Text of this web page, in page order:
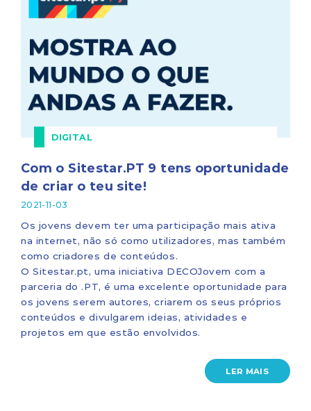
DIGITAL
Com o Sitestar.PT 9 tens oportunidade
de criar o teu site!
2021-11-03
Os jovens devem ter uma participação mais ativa
na internet, não só como utilizadores, mas também
como criadores de conteúdos.
O Sitestar.pt, uma iniciativa DECOJovem com a
parceria do .PT, é uma excelente oportunidade para
os jovens serem autores, criarem os seus próprios
conteúdos e divulgarem ideias, atividades e
projetos em que estão envolvidos.
LER MAIS